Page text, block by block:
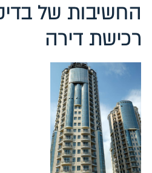
החשיבות של
רכישת דירה